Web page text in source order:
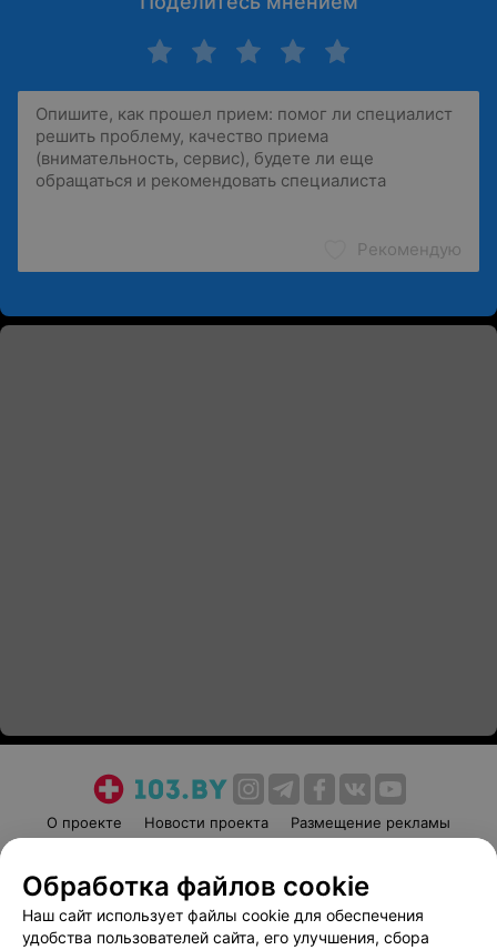
Рекомендую
О проекте Новости проекта
Размещение рекламы
Пользовательское соглашение
Способы оплаты
Вакансии
Партнеры
Обработка файлов cookie
Наш сайт использует файлы cookie для обеспечения
удобства пользователей сайта, его улучшения, сбора